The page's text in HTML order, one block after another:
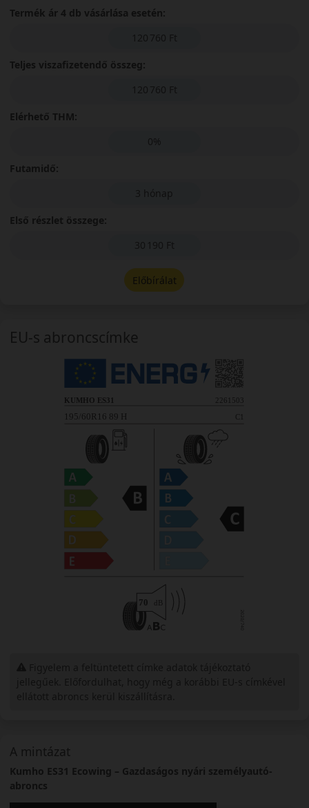
A mintázat
Kumho ES31 Ecowing – Gazdaságos nyári személyautó-
abroncs
Termék ár 4 db vásárlása esetén:
120 760 Ft
Teljes viszafizetendő összeg:
120 760 Ft
Elérhető THM:
0%
Futamidő:
3 hónap
Első részlet összege:
30 190 Ft
Előbírálat
EU-s abroncscímke